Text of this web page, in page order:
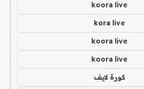
koora live
kora live
koora live
koora live
كورة لايف